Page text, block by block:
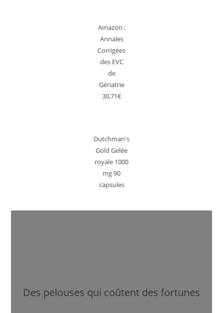
Amazon :
Annales
Corrigées
des EVC
de
Gériatrie
30,71€
Dutchman's
Gold Gelée
royale 1000
mg 90
capsules
Des pelouses qui coûtent des fortunes